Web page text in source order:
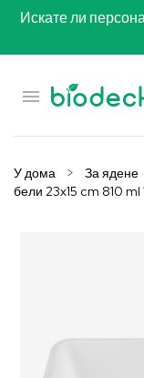
Искате ли

У дома За ядене
бели 23x15 cm 810 ml